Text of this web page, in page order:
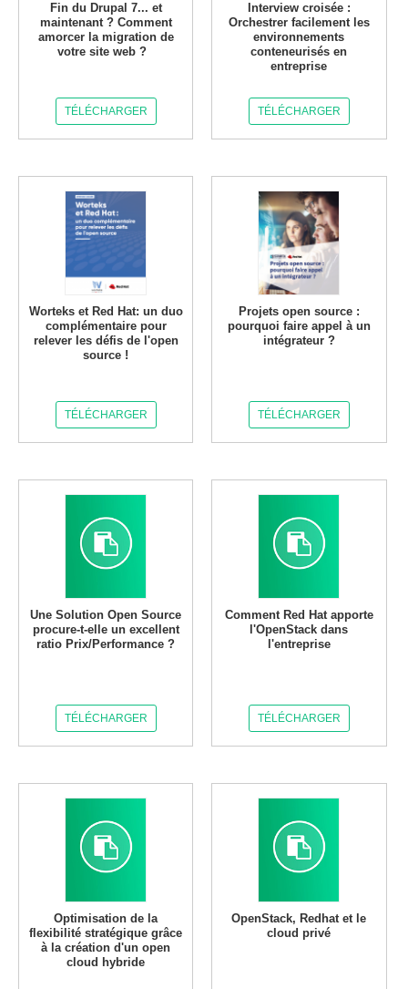
Fin du Drupal 7... et
maintenant ? Comment
amorcer la migration de
votre site web ?
TÉLÉCHARGER
Interview croisée :
Orchestrer facilement les
environnements
conteneurisés en
entreprise
TÉLÉCHARGER
Worteks et Red Hat: un duo
complémentaire pour
relever les défis de l'open
source !
TÉLÉCHARGER
Projets open source :
pourquoi faire appel à un
intégrateur ?
TÉLÉCHARGER
Une Solution Open Source
procure-t-elle un excellent
ratio Prix/Performance ?
TÉLÉCHARGER
Comment Red Hat apporte
l'OpenStack dans
l'entreprise
TÉLÉCHARGER
Optimisation de la
flexibilité stratégique grâce
à la création d'un open
cloud hybride
OpenStack, Redhat et le
cloud privé